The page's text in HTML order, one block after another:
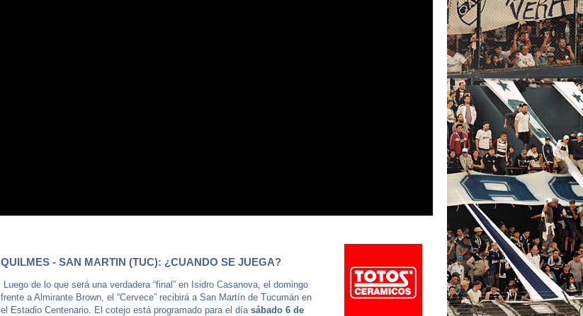
QUILMES - SAN MARTIN (TUC): ¿CUANDO SE JUEGA?
Luego de lo que será una verdadera “final” en Isidro Casanova, el domingo
frente a Almirante Brown, el “Cervece” recibirá a San Martín de Tucumán en
el Estadio Centenario. El cotejo está programado para el día sábado 6 de